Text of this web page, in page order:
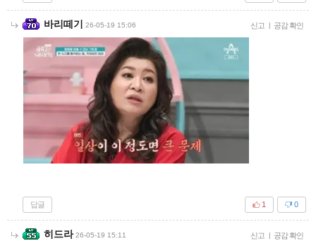
바리떼기 26-05-19 15:06 신고 | 공감 확인
답글 0
1
히드라 26-05-19 15:11 신고 | 공감 확인